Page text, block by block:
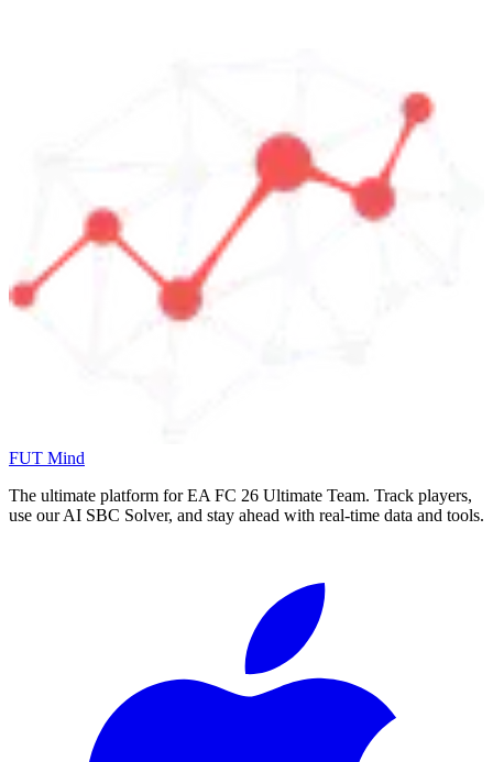
FUT Mind
The ultimate platform for EA FC 26 Ultimate Team. Track players,
use our AI SBC Solver, and stay ahead with real-time data and tools.